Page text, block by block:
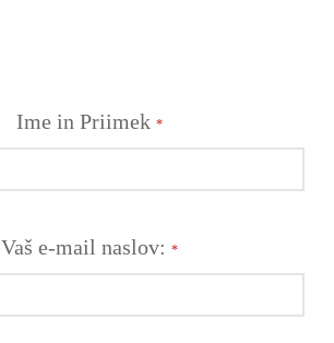
Ime in Priimek *
Vaš e-mail naslov: *